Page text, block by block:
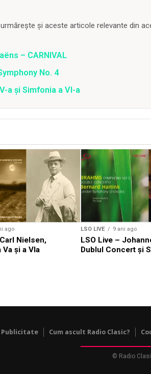
și aceste articole relevante din
– CARNIVAL
No. 4
a și Simfonia a VI-a
ago
Nielsen,
și a VIa
LSO LIVE 9 ani ago
LSO Live –
Dublul Concert și
Publicitate Cum ascult Radio Clasic?
© Radio